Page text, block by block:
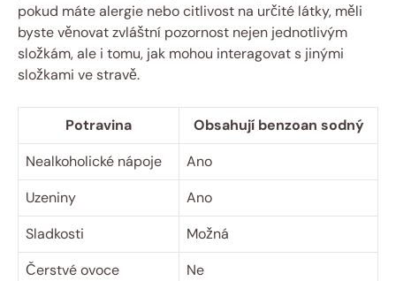
pokud máte alergie nebo citlivost na určité látky, měli
byste věnovat zvláštní pozornost nejen jednotlivým
složkám, ale i tomu, jak mohou interagovat s jinými
složkami ve stravě.
Potravina
Obsahují benzoan sodný
Nealkoholické nápoje
Ano
Uzeniny
Ano
Sladkosti
Možná
Čerstvé ovoce
Ne